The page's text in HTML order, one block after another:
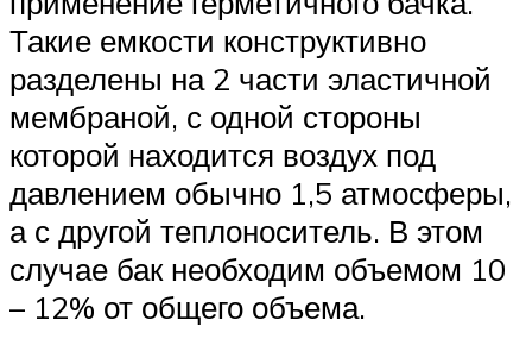
Такие емкости конструктивно
разделены на 2 части эластичной
мембраной, с одной стороны
которой находится воздух под
давлением обычно 1,5 атмосферы,
а с другой теплоноситель. В этом
случае бак необходим объемом 10
– 12% от общего объема.